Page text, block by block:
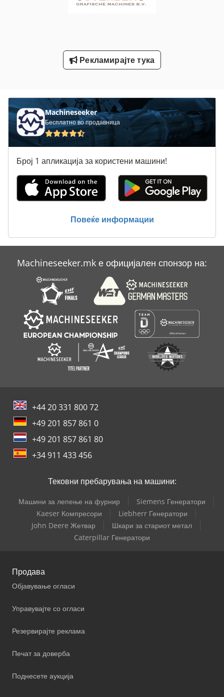
Tiefbord 8 25 100
Натоварувач На Тркала Тој 10
Рекламирајте тука
Machineseeker
Бесплатно во продавница
Број 1 апликација за користени машини!
Повеќе информации
Machineseeker.mk е официјален спонзор на:
+44 20 331 800 72
+49 201 857 861 0
+49 201 857 861 80
+34 911 433 456
Тековни пребарувања на машини:
Машини за лепење на фурнир
Siemens Генератори
Kaeser Компресори
Liebherr Генератори
John Deere Жетвар
Шкари за стариот метал
Caterpillar Генератори
Продава
Објавување огласи
Управувајте со огласи
Резервирајте реклама
Печат за доверба
Поднесете аукција